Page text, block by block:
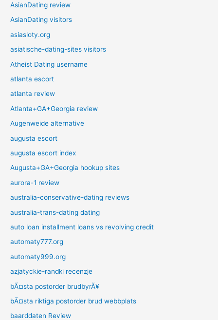
AsianDating review
AsianDating visitors
asiasloty.org
asiatische-dating-sites visitors
Atheist Dating username
atlanta escort
atlanta review
Atlanta+GA+Georgia review
Augenweide alternative
augusta escort
augusta escort index
Augusta+GA+Georgia hookup sites
aurora-1 review
australia-conservative-dating reviews
australia-trans-dating dating
auto loan installment loans vs revolving credit
automaty777.org
automaty999.org
azjatyckie-randki recenzje
bÃ¤sta postorder brudbyrÃ¥
bÃ¤sta riktiga postorder brud webbplats
baarddaten Review